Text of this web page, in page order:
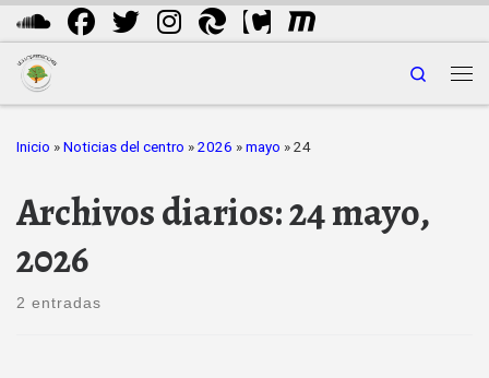
Saltar al contenido
Search
Inicio » Noticias del centro » 2026 » mayo » 24
Archivos diarios:24 mayo,
2026
2 entradas